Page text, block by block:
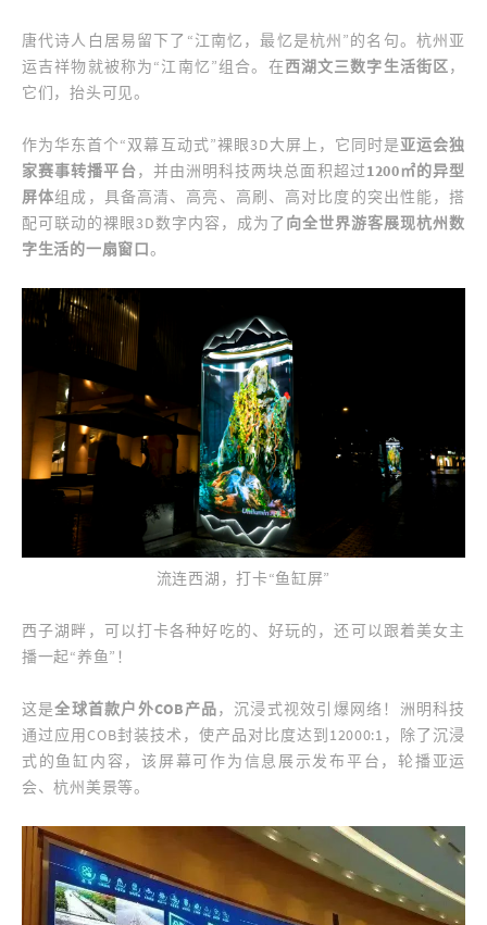
唐代诗人白居易留下了“江南忆，最忆是杭州”的名句。杭州亚
运吉祥物就被称为“江南忆”组合。在西湖文三数字生活街区，
它们，抬头可见。
作为华东首个“双幕互动式”裸眼3D大屏上，它同时是亚运会独
家赛事转播平台，并由洲明科技两块总面积超过1200㎡的异型
屏体组成，具备高清、高亮、高刷、高对比度的突出性能，搭
配可联动的裸眼3D数字内容，成为了 向全世界游客展现杭州数
字生活的一扇窗口。
流连西湖，打卡“鱼缸屏”
西子湖畔，可以打卡各种好吃的、好玩的，还可以跟着美女主
播一起“养鱼”！
这是全球首款户外COB产品，沉浸式视效引爆网络！洲明科技
通过应用COB封装技术，使产品对比度达到12000:1，除了沉浸
式的鱼缸内容，该屏幕可作为信息展示发布平台，轮播亚运
会、杭州美景等。